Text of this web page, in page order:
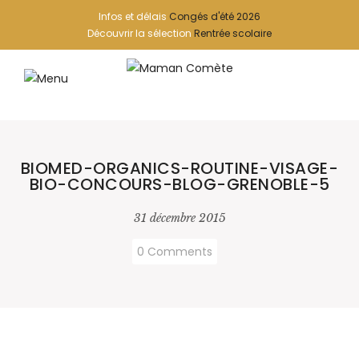
Infos et délais Congés d'été 2026
Découvrir la sélection Rentrée scolaire
BIOMED-ORGANICS-ROUTINE-VISAGE-
BIO-CONCOURS-BLOG-GRENOBLE-5
31 décembre 2015
0 Comments